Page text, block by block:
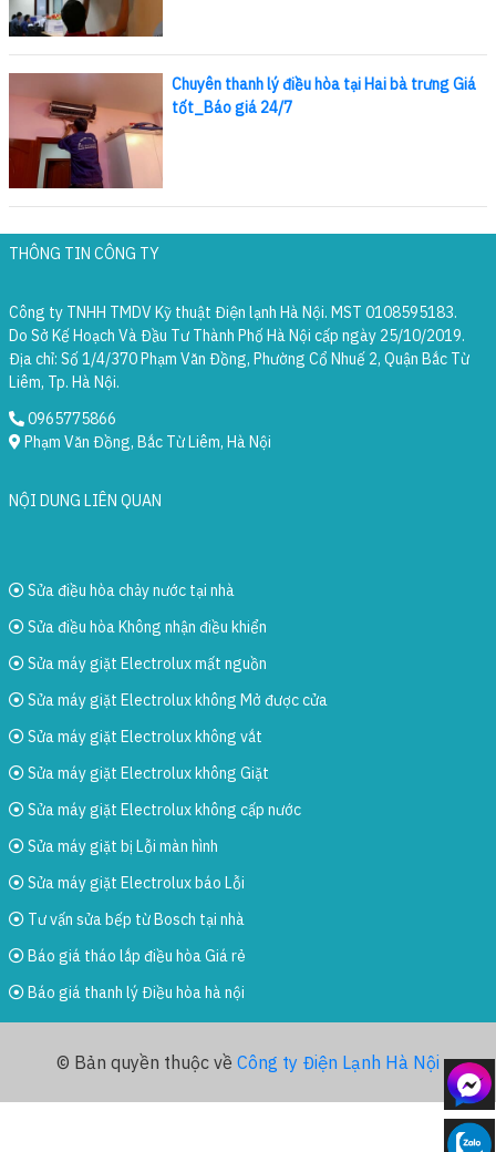
Chuyên thanh lý điều hòa tại Hai bà trưng Giá
tốt_Báo giá 24/7
THÔNG TIN CÔNG TY
Công ty TNHH TMDV Kỹ thuật Điện lạnh Hà Nội. MST 0108595183.
Do Sở Kế Hoạch Và Đầu Tư Thành Phố Hà Nội cấp ngày 25/10/2019.
Địa chỉ: Số 1/4/370 Phạm Văn Đồng, Phường Cổ Nhuế 2, Quận Bắc Từ
Liêm, Tp. Hà Nội.
0965775866
Phạm Văn Đồng, Bắc Từ Liêm, Hà Nội
NỘI DUNG LIÊN QUAN
Sửa điều hòa chảy nước tại nhà
Sửa điều hòa Không nhận điều khiển
Sửa máy giặt Electrolux mất nguồn
Sửa máy giặt Electrolux không Mở được cửa
Sửa máy giặt Electrolux không vắt
Sửa máy giặt Electrolux không Giặt
Sửa máy giặt Electrolux không cấp nước
Sửa máy giặt bị Lỗi màn hình
Sửa máy giặt Electrolux báo Lỗi
Tư vấn sửa bếp từ Bosch tại nhà
Báo giá tháo lắp điều hòa Giá rẻ
Báo giá thanh lý Điều hòa hà nội
© Bản quyền thuộc về Công ty Điện Lạnh Hà Nội